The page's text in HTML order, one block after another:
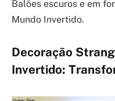
Balões escuros e em
Mundo Invertido.
Decoração
Invertido: